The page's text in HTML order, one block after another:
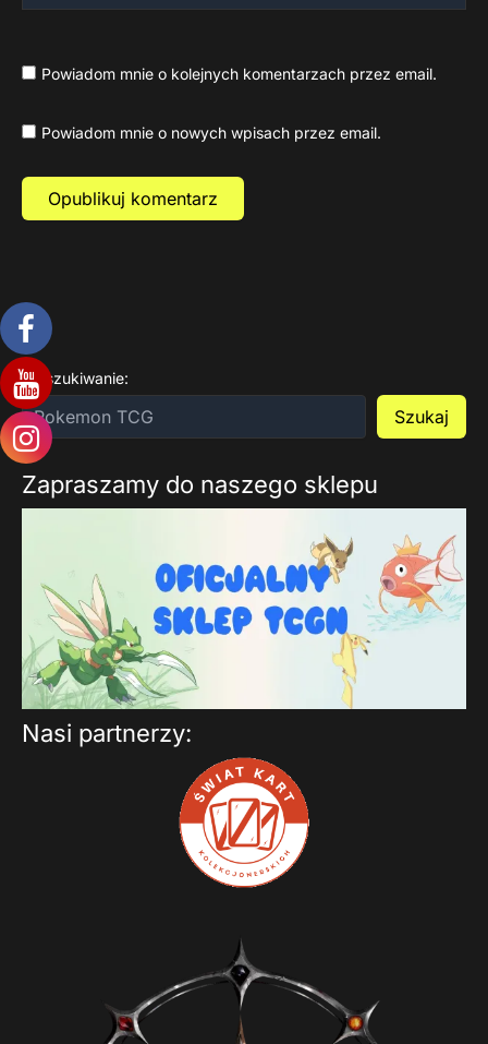
Powiadom mnie o kolejnych komentarzach przez email.
Powiadom mnie o nowych wpisach przez email.
Wyszukiwanie:
Szukaj
Zapraszamy do naszego sklepu
Nasi partnerzy: